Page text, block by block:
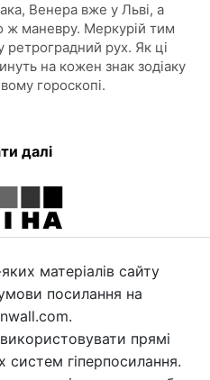
Венера вже у Льві, а
ж маневру. Меркурій тим
ретроградний рух. Як ці
на кожен знак зодіаку
гороскопі.
далі
матеріалів сайту
посилання на
прямі
систем гіперпосилання.